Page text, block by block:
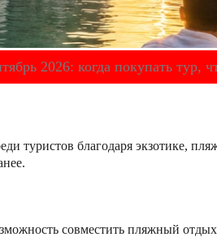
2026: когда покупать тур,
туристов благодаря экзотике,
совместить пляжный